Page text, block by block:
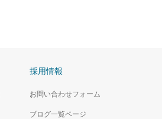
採用情報
お問い合わせフォーム
ブログ一覧ページ